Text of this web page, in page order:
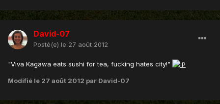
David-07
Posté(e) le 27 août 2012
"Viva Kagawa eats sushi for tea, fucking hates city!"
Modifié le 27 août 2012 par David-07